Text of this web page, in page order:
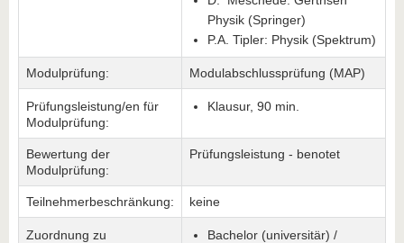
Physik (Springer)
P.A. Tipler: Physik (Spektrum)
Modulprüfung: Modulabschlussprüfung (MAP)
Prüfungsleistung/en für
Modulprüfung:
Klausur, 90 min.
Bewertung der
Modulprüfung:
Prüfungsleistung - benotet
Teilnehmerbeschränkung: keine
Zuordnung zu
Bachelor (universitär) /